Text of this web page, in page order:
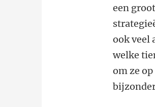
een
ook veel
welke
om ze